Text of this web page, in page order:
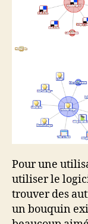
Pour une
utiliser le
trouver des
un bouquin